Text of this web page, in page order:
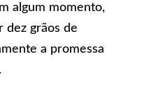
algum momento,
dez grãos de
a promessa